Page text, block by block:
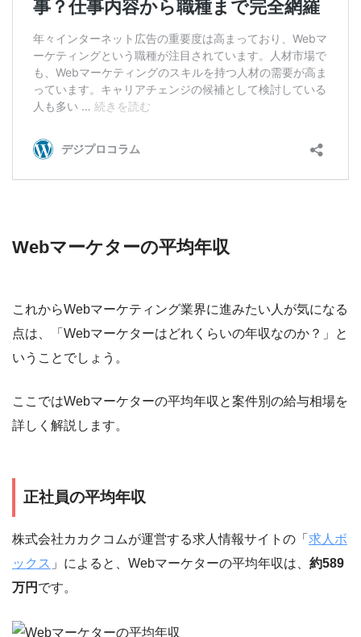
Webマーケターの平均年収
これからWebマーケティング業界に進みたい人が気になる
点は、「Webマーケターはどれくらいの年収なのか？」と
いうことでしょう。
ここではWebマーケターの平均年収と案件別の給与相場を
詳しく解説します。
正社員の平均年収
株式会社カカクコムが運営する求人情報サイトの「 求人ボ
ックス 」によると、Webマーケターの平均年収は、 約589
万円 です。